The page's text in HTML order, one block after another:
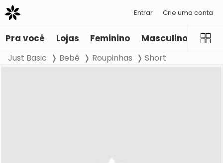
Entrar Crie uma conta
Pra você Lojas Feminino Masculino
Just Basic Bebê Roupinhas Short